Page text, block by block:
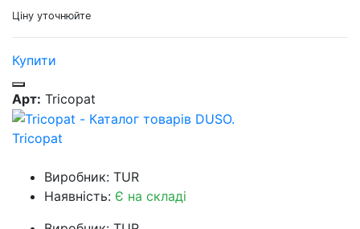
Ціну уточнюйте
Купити
Арт: Tricopat
Tricopat
Виробник: TUR
Наявність: Є на складі